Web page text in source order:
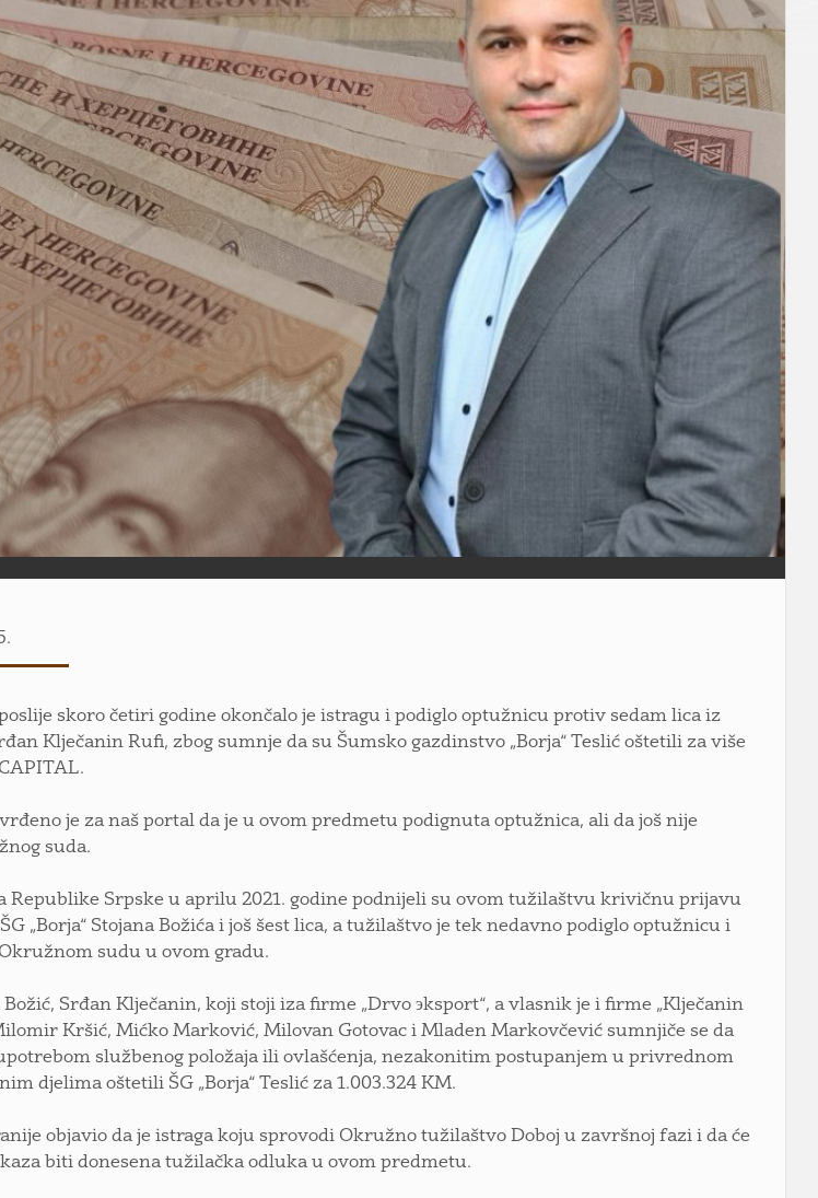
skoro četiri godine okončalo je istragu i podiglo optužnicu protiv sedam lica iz
Klječanin Rufi, zbog sumnje da su Šumsko gazdinstvo „Borja“ Teslić oštetili za više
je za naš portal da je u ovom predmetu podignuta optužnica, ali da još nije
suda.
Republike Srpske u aprilu 2021. godine podnijeli su ovom tužilaštvu krivičnu prijavu
„Borja“ Stojana Božića i još šest lica, a tužilaštvo je tek nedavno podiglo optužnicu i
sudu u ovom gradu.
Srđan Klječanin, koji stoji iza firme „Drvo эksport“, a vlasnik je i firme „Klječanin
Kršić, Mićko Marković, Milovan Gotovac i Mladen Markovčević sumnjiče se da
službenog položaja ili ovlašćenja, nezakonitim postupanjem u privrednom
djelima oštetili ŠG „Borja“ Teslić za 1.003.324 KM.
objavio da je istraga koju sprovodi Okružno tužilaštvo Doboj u završnoj fazi i da će
biti donesena tužilačka odluka u ovom predmetu.